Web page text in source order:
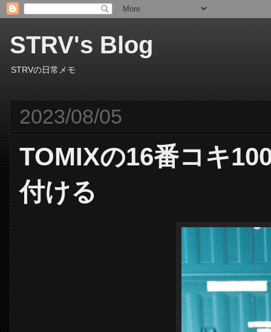
STRV's Blog
STRVの日常メモ
2023/08/05
TOMIXの16番コキ
付ける